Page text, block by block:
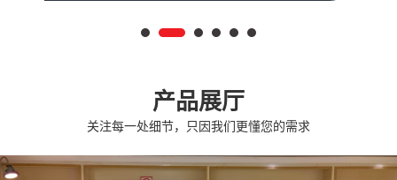
产品展厅
关注每一处细节，只因我们更懂您的需求